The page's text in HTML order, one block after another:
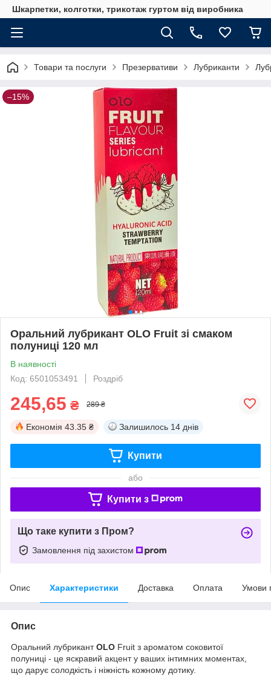
Шкарпетки, колготки, трикотаж гуртом від виробника
Товари та послуги Презервативи Лубриканти
–15%
Оральний лубрикант OLO Fruit зі смаком
полуниці 120 мл
В наявності
Код: 6501053491
Роздріб
245,65 ₴ 289 ₴
Економія 43.35 ₴ Залишилось 14 днів
Купити
або
Купити з
Що таке купити з Пром?
Замовлення під захистом
Опис Характеристики Доставка Оплата Умови
Опис
Оральний лубрикантOLO Fruit з ароматом соковитої
полуниці - це яскравий акцент у ваших інтимних моментах,
що дарує солодкість і ніжність кожному дотику.